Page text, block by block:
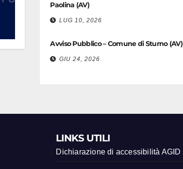
Paolina (AV)
LUG 10, 2026
Avviso Pubblico – Comune di Sturno (AV)
GIU 24, 2026
LINKS UTILI
Dichiarazione di accessibilità AGID